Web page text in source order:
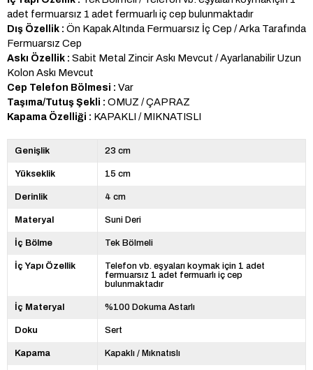
adet fermuarsız 1 adet fermuarlı iç cep bulunmaktadır
Dış Özellik : Ön Kapak Altında Fermuarsız İç Cep / Arka Tarafında
Fermuarsız Cep
Askı Özellik : Sabit Metal Zincir Askı Mevcut / Ayarlanabilir Uzun
Kolon Askı Mevcut
Cep Telefon Bölmesi : Var
Taşıma/Tutuş Şekli : OMUZ / ÇAPRAZ
Kapama Özelliği : KAPAKLI / MIKNATISLI
Genişlik 23 cm
Yükseklik 15 cm
Derinlik 4 cm
Materyal Suni Deri
İç Bölme Tek Bölmeli
İç Yapı Özellik
Telefon vb. eşyaları koymak için 1 adet
fermuarsız 1 adet fermuarlı iç cep
bulunmaktadır
İç Materyal %100 Dokuma Astarlı
Doku Sert
Kapama Kapaklı / Mıknatıslı